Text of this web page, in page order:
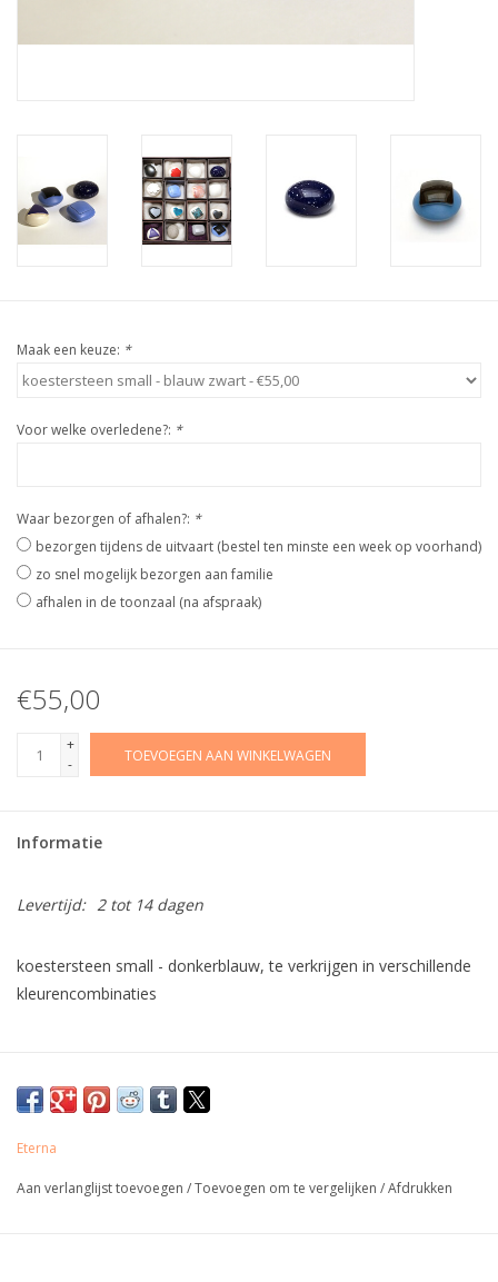
Maak een keuze: *
Voor welke overledene?: *
Waar bezorgen of afhalen?: *
bezorgen tijdens de uitvaart (bestel ten minste een week op voorhand)
zo snel mogelijk bezorgen aan familie
afhalen in de toonzaal (na afspraak)
€55,00
+
-
TOEVOEGEN AAN WINKELWAGEN
Informatie
Levertijd: 2 tot 14 dagen
koestersteen small - donkerblauw, te verkrijgen in verschillende
kleurencombinaties
Eterna
Aan verlanglijst toevoegen /Toevoegen om te vergelijken /Afdrukken